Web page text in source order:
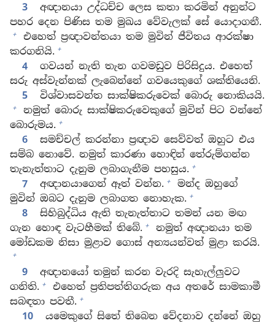
3
අඥානයා උද්ධච්ච ලෙස කතා කරමින් අනුන්ට
පහර දෙන පිණිස තම මුඛය වේවැලක් සේ යොදාගනී.
+
එහෙත් ප්‍රඥාවන්තයා තම මුවින් ජීවිතය ආරක්ෂා
කරගනියි. +
4
ගවයන් නැති තැන ගවමඩුව පිරිසිදුය. එහෙත්
සරු අස්වැන්නක් ලැබෙන්නේ ගවයෙකුගේ ශක්තියෙනි.
5
විශ්වාසවන්ත සාක්ෂිකරුවෙක් බොරු නොකියයි.
+
නමුත් බොරු සාක්ෂිකරුවෙකුගේ මුවින් පිට වන්නේ
බොරුමය. +
6
සමච්චල් කරන්නා ප්‍රඥාව සෙව්වත් ඔහුට එය
සම්බ නොවේ. නමුත් කාරණා හොඳින් තේරුම්ගන්න
තැනැත්තාට දැනුම ලබාගැනීම පහසුය. +
7 අඥානයාගෙන් ඈත් වන්න. +
මන්ද ඔහුගේ
මුවින් ඔබට දැනුම ලබාගත නොහැක. +
8
සිහිබුද්ධිය ඇති තැනැත්තාට තමන් යන මඟ
ගැන හොඳ වැටහීමක් තිබේ. +
නමුත් අඥානයා තම
මෝඩකම නිසා මුළාව ගොස් අන්‍යයන්වත් මුළා කරයි.
+
9
අඥානයෝ තමුන් කරන වැරදි සැහැල්ලුවට
ගනිති. +
එහෙත් ප්‍රතිපත්තිගරුක අය අතරේ සාමකාමී
සබඳතා පවතී. +
10
යමෙකුගේ සිතේ තිබෙන වේදනාව දන්නේ ඔහු